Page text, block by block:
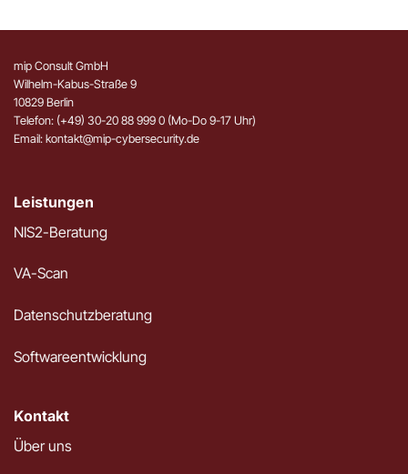
mip Consult GmbH
Wilhelm-Kabus-Straße 9
10829 Berlin
Telefon: (+49) 30-20 88 999 0 (Mo-Do 9-17 Uhr)
Email: kontakt@mip-cybersecurity.de
Leistungen
NIS2-Beratung
VA-Scan
Datenschutzberatung
Softwareentwicklung
Kontakt
Über uns